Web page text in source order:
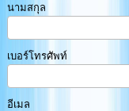
นามสกุล
เบอร์โทรศัพท์
อีเมล